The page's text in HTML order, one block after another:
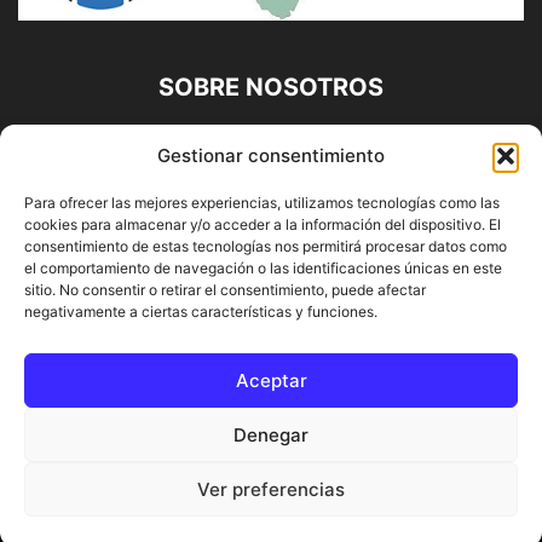
Gestionar consentimiento
Para ofrecer las mejores experiencias, utilizamos tecnologías como las
cookies para almacenar y/o acceder a la información del dispositivo. El
consentimiento de estas tecnologías nos permitirá procesar datos como
el comportamiento de navegación o las identificaciones únicas en este
sitio. No consentir o retirar el consentimiento, puede afectar
negativamente a ciertas características y funciones.
Aceptar
Denegar
Ver preferencias
SOBRE NOSOTROS
Diario Alhaurín (www.alhaurindelatorre.com) Propiedad de
Francisco E. López López | 639 95 71 95 | Noticias de
Alhaurín de la Torre, Málaga y Provincia|
Contáctanos:info@alhaurindelatorre.com
SÍGUENOS
© DIARIO ALHAURÍN | Diseñado por INFORMÁTICA ALHAURÍN